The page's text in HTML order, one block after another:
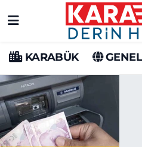
KARABÜK GENEL
Karabük Hava Durumu
Karabük Trafik
Süper Lig Puan Durumu